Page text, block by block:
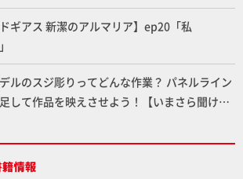
保存化プロジェクト FINAL」
ドギアス 新潔のアルマリア】ep20「私
ルのスジ彫りってどんな作業？ パネルライン
して作品を映えさせよう！【いまさら聞けな